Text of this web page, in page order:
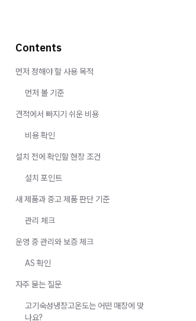
Contents
먼저 정해야 할 사용 목적
먼저 볼 기준
견적에서 빠지기 쉬운 비용
비용 확인
설치 전에 확인할 현장 조건
설치 포인트
새 제품과 중고 제품 판단 기준
관리 체크
운영 중 관리와 보증 체크
AS 확인
자주 묻는 질문
고기숙성냉장고온도는 어떤 매장에 맞
나요?